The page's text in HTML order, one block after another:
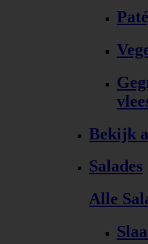
Bekijk
Salades
Alle